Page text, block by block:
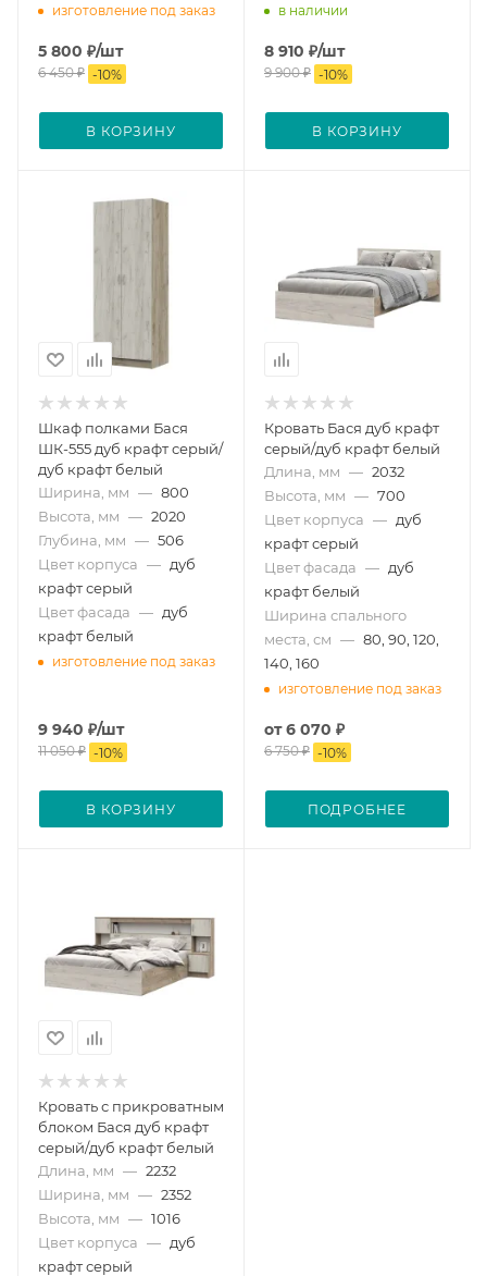
изготовление под заказ
5 800 ₽/шт
6 450₽ -10%
В КОРЗИНУ
в наличии
8 910 ₽/шт
9 900₽ -10%
В КОРЗИНУ
Шкаф полками Бася
ШК-555 дуб крафт серый/
дуб крафт белый
Ширина, мм — 800
Высота, мм — 2020
Глубина, мм — 506
Цвет корпуса — дуб
крафт серый
Цвет фасада — дуб
крафт белый
изготовление под заказ
9 940 ₽/шт
11 050₽ -10%
В КОРЗИНУ
Кровать Бася дуб крафт
серый/дуб крафт белый
Длина, мм — 2032
Высота, мм — 700
Цвет корпуса — дуб
крафт серый
Цвет фасада — дуб
крафт белый
Ширина спального
места, см — 80, 90, 120,
140, 160
изготовление под заказ
от6 070 ₽
6 750 ₽ -10%
ПОДРОБНЕЕ
Кровать с прикроватным
блоком Бася дуб крафт
серый/дуб крафт белый
Длина, мм — 2232
Ширина, мм — 2352
Высота, мм — 1016
Цвет корпуса — дуб
крафт серый